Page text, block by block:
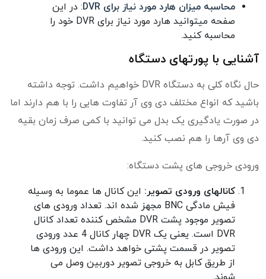
محاسبه میزان هارد مورد نیاز برای DVR
: در این
صفحه میتوانید هارد مورد نیاز برای DVR خود را
محاسبه کنید.
آشنایی با پورتهای دستگاه
حال نگاه کلی به دستگاه DVR خواهیم داشت. توجه داشته
باشید که انواع مختلف دی وی آر تفاوت هایی را با هم دارند اما
در صورت یادگیری یک بدل می توانید با کمی صرف زمان بقیه
دی وی آرها را هم نصب کنید.
ورودی خروجی های پشت دستگاه:
کانالهای ورودی تصویر: این کانال ها عموما به وسیله
فیش مادگی BNC مجهز شده اند. تعداد ورودی های
تصویر موجود پشت DVR مشخص کننده تعداد کانال
DVR است. یعنی یک DVR چهار کانال 4 عدد ورودی
تصویر در قسمت پشتی خواهد داشت. این ورودی ها
از طریق کابل به خروجی تصویر دوربین وصل می